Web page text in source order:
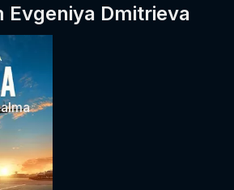
Evgeniya Dmitrieva